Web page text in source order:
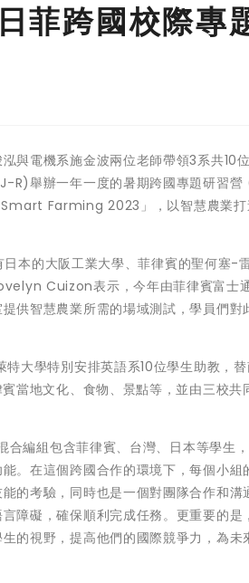
菲跨國校際專
與電機系施金波兩位老師帶領3系共10
舉辦一年一度的暑期跨國專題研習
Farming 2023」，以智慧農業打
本的大阪工業大學、菲律賓的聖何塞-
Cuizon表示，今年由菲律賓富
供智慧農業所需的場域測試，學員們對
大學特別安排英語系10位學生助教，
當地文化、食物、景點等，並由三校共
編組包含菲律賓、台灣、日本等學生
。在這個跨國合作的環境下，每個小組
的考驗，同時也是一個對團隊合作和溝
障礙，確保順利完成任務。更重要的是
的視野，提高他們的國際競爭力，為未